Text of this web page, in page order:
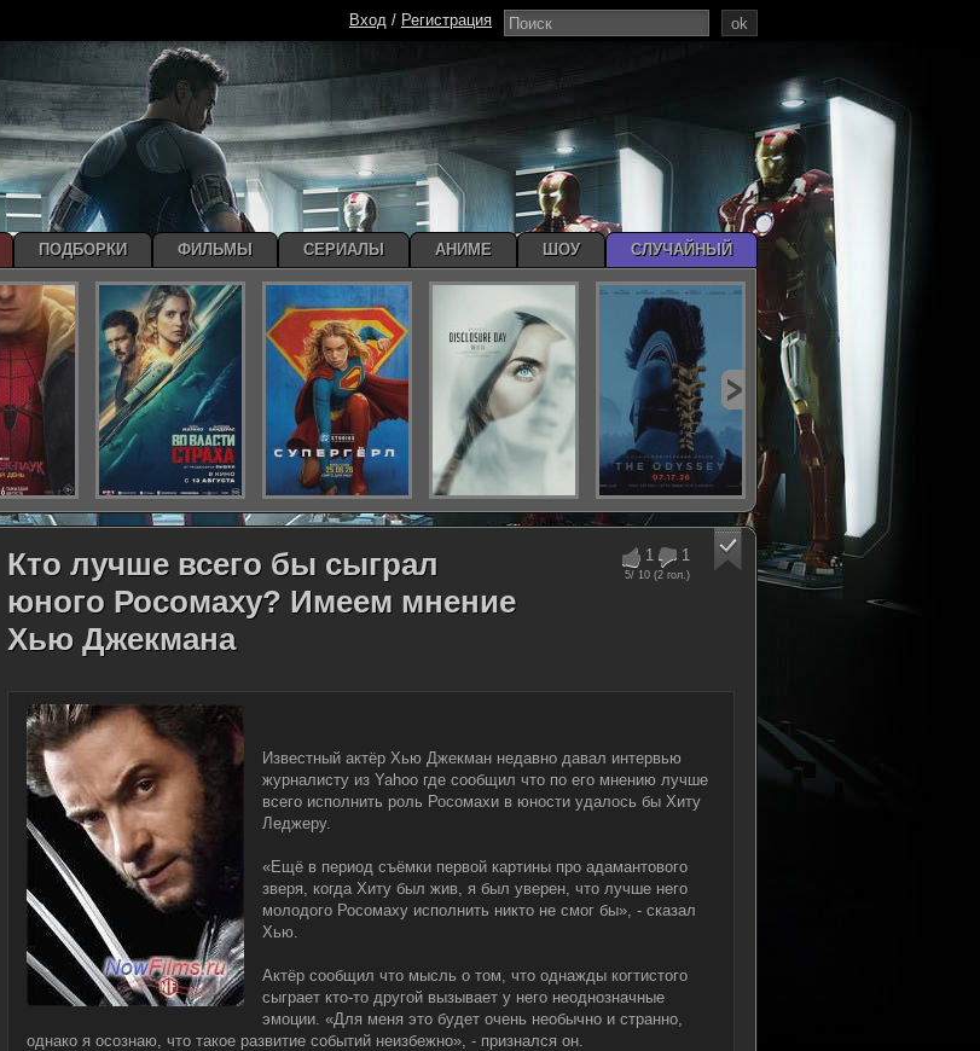
1 1
5/ 10 (2 гол.)
Кто лучше всего бы сыграл
юного Росомаху? Имеем мнение
Хью Джекмана
Известный актёр Хью Джекман недавно давал интервью
журналисту из Yahoo где сообщил что по его мнению лучше
всего исполнить роль Росомахи в юности удалось бы Хиту
Леджеру.
«Ещё в период съёмки первой картины про адамантового
зверя, когда Хиту был жив, я был уверен, что лучше него
молодого Росомаху исполнить никто не смог бы», - сказал
Хью.
Актёр сообщил что мысль о том, что однажды когтистого
сыграет кто-то другой вызывает у него неоднозначные
эмоции. «Для меня это будет очень необычно и странно,
однако я осознаю, что такое развитие событий неизбежно», - признался он.
ok
Вход / Регистрация
ПОДБОРКИ ФИЛЬМЫ СЕРИАЛЫ АНИМЕ ШОУ СЛУЧАЙНЫЙ